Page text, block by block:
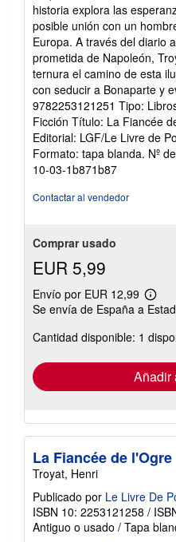
historia explora las
posible unión con un
Europa. A través del diario
prometida de Napoleón,
ternura el camino de esta
con seducir a Bonaparte y
9782253121251 Tipo:
Ficción Título: La Fiancée
Editorial: LGF/Le Livre de
Formato: tapa blanda. Nº
10-03-1b871b87
Contactar al vendedor
Comprar usado
EUR 5,99
Envío por EUR 12,99
Más
las
tarifas
envío
Se envía de España a
Cantidad disponible: 1
Añadir
La Fiancée de l'Ogre
Troyat, Henri
Publicado por Le Livre De
ISBN 10: 2253121258 /
Antiguo o usado / Tapa